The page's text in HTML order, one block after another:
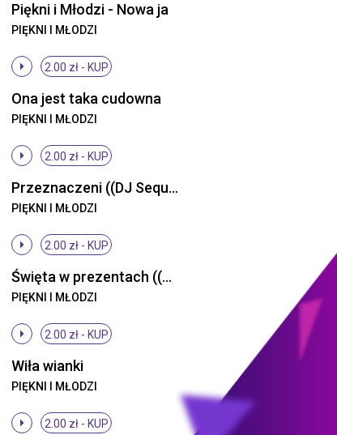
Piękni i Młodzi - Nowa ja
PIĘKNI I MŁODZI
2.00 zł - KUP
Ona jest taka cudowna
PIĘKNI I MŁODZI
2.00 zł - KUP
Przeznaczeni ((DJ Sequence Remix))
PIĘKNI I MŁODZI
2.00 zł - KUP
Święta w prezentach ((Original Mix))
PIĘKNI I MŁODZI
2.00 zł - KUP
Wiła wianki
PIĘKNI I MŁODZI
2.00 zł - KUP